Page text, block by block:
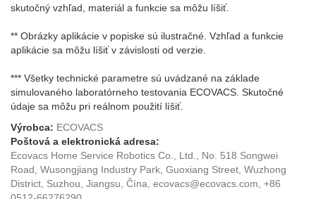
skutočný vzhľad, materiál a funkcie sa môžu líšiť.
** Obrázky aplikácie v popiske sú ilustračné. Vzhľad a funkcie
aplikácie sa môžu líšiť v závislosti od verzie.
*** Všetky technické parametre sú uvádzané na základe
simulovaného laboratórneho testovania ECOVACS. Skutočné
údaje sa môžu pri reálnom použití líšiť.
Výrobca: ECOVACS
Poštová a elektronická adresa:
Ecovacs Home Service Robotics Co., Ltd., No. 518 Songwei
Road, Wusongjiang Industry Park, Guoxiang Street, Wuzhong
District, Suzhou, Jiangsu, Čína, ecovacs@ecovacs.com, +86